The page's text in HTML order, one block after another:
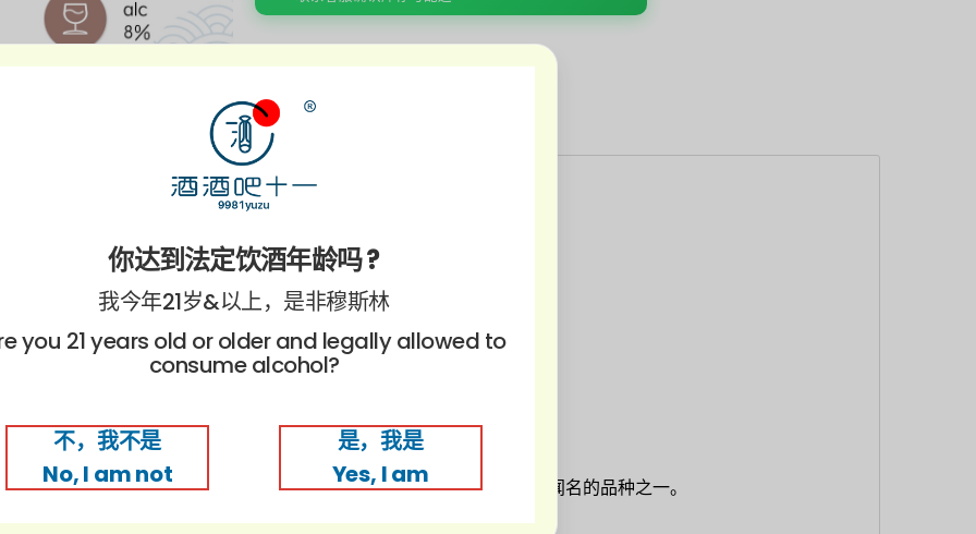
子酿制而成。其香气浓郁，肉厚多汁的果实也让它成为日本当地十分闻名的品种之一。
你达到法定饮酒年龄吗 ?
我今年21岁&以上，是非穆斯林
you 21 years old or older and legally allowed to
consume alcohol?
不，我不是
No, I am not
是，我是
Yes, I am